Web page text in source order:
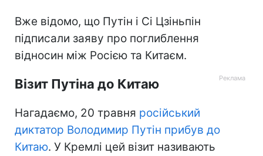
Вже відомо, що Путін і Сі Цзіньпін
підписали заяву про поглиблення
відносин між Росією та Китаєм.
Візит Путіна до Китаю
Нагадаємо, 20 травня російський
диктатор Володимир Путін прибув до
Китаю. У Кремлі цей візит називають